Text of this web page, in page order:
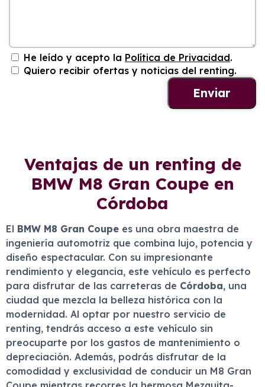
He leído y acepto la Política de Privacidad.
Quiero recibir ofertas y noticias del renting.
Ventajas de un renting de
BMW M8 Gran Coupe en
Córdoba
El BMW M8 Gran Coupe es una obra maestra de
ingeniería automotriz que combina lujo, potencia y
diseño espectacular. Con su impresionante
rendimiento y elegancia, este vehículo es perfecto
para disfrutar de las carreteras de Córdoba, una
ciudad que mezcla la belleza histórica con la
modernidad. Al optar por nuestro servicio de
renting, tendrás acceso a este vehículo sin
preocuparte por los gastos de mantenimiento o
depreciación. Además, podrás disfrutar de la
comodidad y exclusividad de conducir un M8 Gran